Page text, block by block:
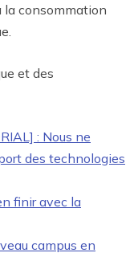
la consommation
et des
: Nous ne
des technologies
finir avec la
campus en